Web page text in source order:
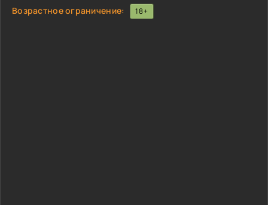
Возрастное ограничение: 18+